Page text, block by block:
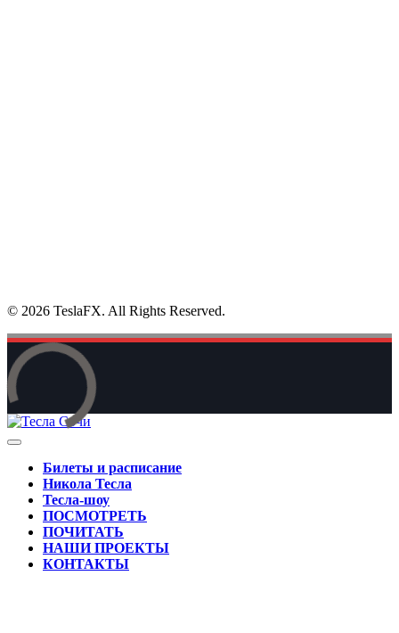
© 2026 TeslaFX. All Rights Reserved.
Билеты и расписание
Никола Тесла
Тесла-шоу
ПОСМОТРЕТЬ
ПОЧИТАТЬ
НАШИ ПРОЕКТЫ
КОНТАКТЫ